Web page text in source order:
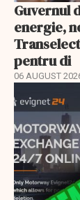
Guvernul
energie,
pentru di
06 AUGUST